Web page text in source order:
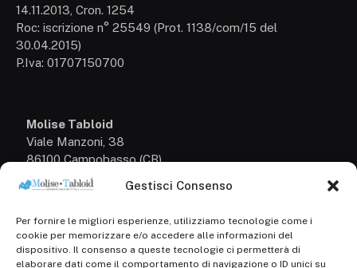
Gestisci Consenso
Per fornire le migliori esperienze, utilizziamo tecnologie come i
cookie per memorizzare e/o accedere alle informazioni del
dispositivo. Il consenso a queste tecnologie ci permetterà di
elaborare dati come il comportamento di navigazione o ID unici su
14.11.2013, Cron. 1254
Roc: iscrizione n° 25549 (Prot. 1138/com/15 del
30.04.2015)
P.Iva: 01707150700
Molise Tabloid
Viale Manzoni, 38
86100 Campobasso (CB)
+39 3333169466
Scrivici a:
info@molisetabloid.it